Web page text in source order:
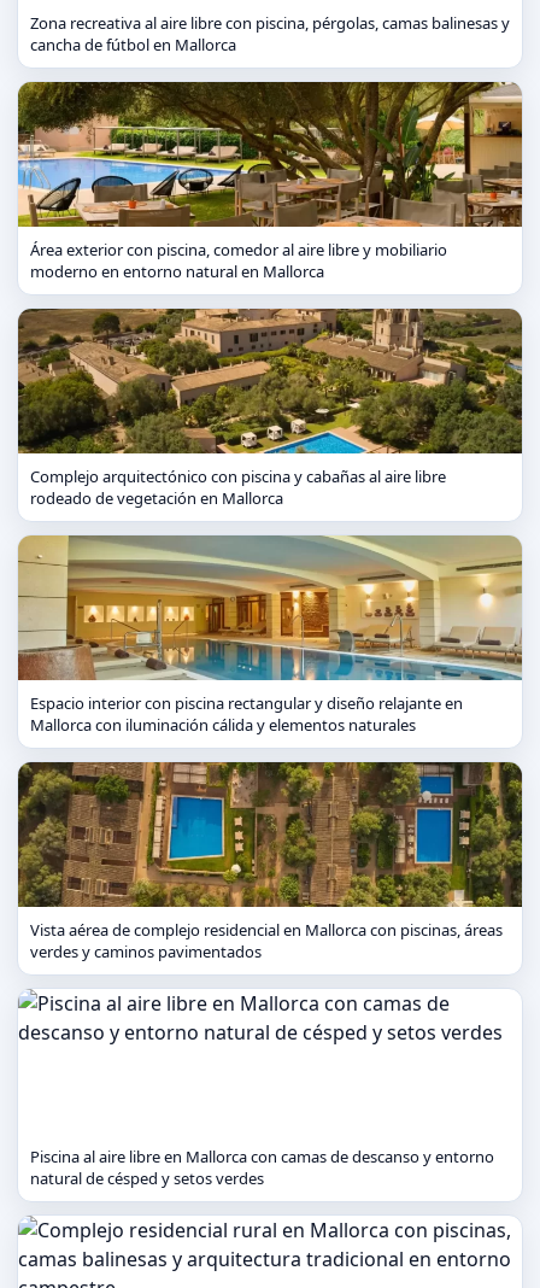
Zona recreativa al aire libre con piscina, pérgolas, camas balinesas y
cancha de fútbol en Mallorca
Área exterior con piscina, comedor al aire libre y mobiliario
moderno en entorno natural en Mallorca
Complejo arquitectónico con piscina y cabañas al aire libre
rodeado de vegetación en Mallorca
Espacio interior con piscina rectangular y diseño relajante en
Mallorca con iluminación cálida y elementos naturales
Vista aérea de complejo residencial en Mallorca con piscinas, áreas
verdes y caminos pavimentados
Piscina al aire libre en Mallorca con camas de descanso y entorno
natural de césped y setos verdes